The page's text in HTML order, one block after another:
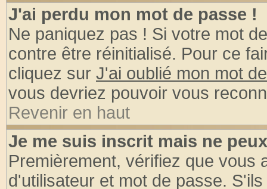
J'ai perdu mon mot de passe !
Ne paniquez pas ! Si votre mot
contre être réinitialisé. Pour ce
cliquez sur J'ai oublié mon mot
vous devriez pouvoir vous
Revenir en haut
Je me suis inscrit mais ne
Premièrement, vérifiez que vous
d'utilisateur et mot de passe.